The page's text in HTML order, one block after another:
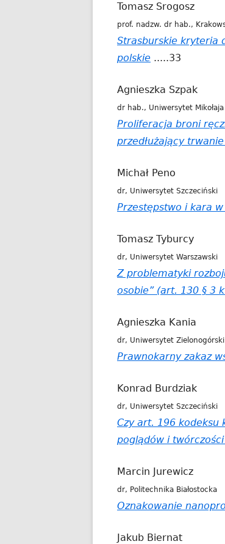
Tomasz Srogosz
prof. nadzw. dr hab.,
Strasburskie kryteria
polskie .....33
Agnieszka Szpak
dr hab., Uniwersytet
Proliferacja broni
przedłużający
Michał Peno
dr, Uniwersytet Szczeciński
Przestępstwo i kara
Tomasz Tyburcy
dr, Uniwersytet Warszawski
Z problematyki
osobie” (art. 130 § 3
Agnieszka Kania
dr, Uniwersytet Zielonogórski
Prawnokarny zakaz
Konrad Burdziak
dr, Uniwersytet Szczeciński
Czy art. 196 kodeksu
poglądów i
Marcin Jurewicz
dr, Politechnika Białostocka
Oznakowanie
Jakub Biernat